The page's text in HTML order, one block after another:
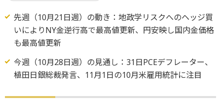
先週（10月21日週）の動き：地政学リスクへのヘッジ買
いによりNY金逆行高で最高値更新、円安映し国内金価格
も最高値更新
今週（10月28日週）の見通し：31日PCEデフレーター、
植田日銀総裁発言、11月1日の10月米雇用統計に注目